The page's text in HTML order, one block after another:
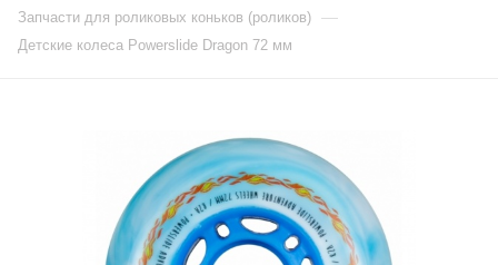
Запчасти для роликовых коньков (роликов) —
Детские колеса Powerslide Dragon 72 мм